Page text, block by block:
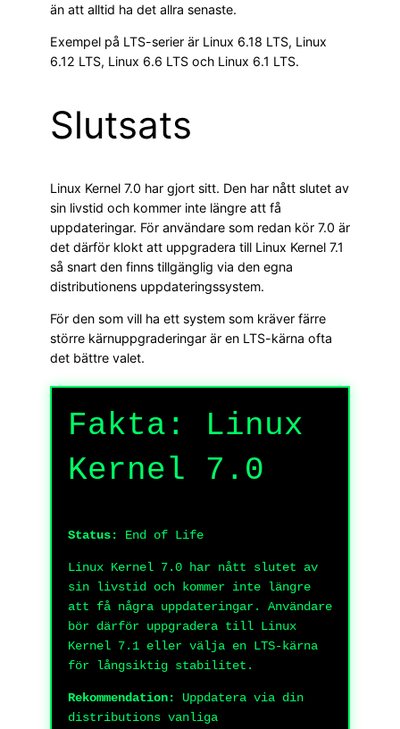
än att alltid ha det allra senaste.
Exempel på LTS-serier är Linux 6.18 LTS, Linux
6.12 LTS, Linux 6.6 LTS och Linux 6.1 LTS.
Slutsats
Linux Kernel 7.0 har gjort sitt. Den har nått slutet av
sin livstid och kommer inte längre att få
uppdateringar. För användare som redan kör 7.0 är
det därför klokt att uppgradera till Linux Kernel 7.1
så snart den finns tillgänglig via den egna
distributionens uppdateringssystem.
För den som vill ha ett system som kräver färre
större kärnuppgraderingar är en LTS-kärna ofta
det bättre valet.
Fakta: Linux
Kernel 7.0
Status: End of Life
Linux Kernel 7.0 har nått slutet av
sin livstid och kommer inte längre
att få några uppdateringar. Användare
bör därför uppgradera till Linux
Kernel 7.1 eller välja en LTS-kärna
för långsiktig stabilitet.
Rekommendation:
Uppdatera via din
distributions vanliga